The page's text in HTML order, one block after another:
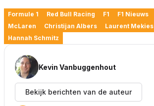
Formule 1 Red Bull Racing F1 F1 Nieuws
McLaren
Christijan Albers Laurent Mekies
Hannah Schmitz
Kevin Vanbuggenhout
Bekijk berichten van de auteur